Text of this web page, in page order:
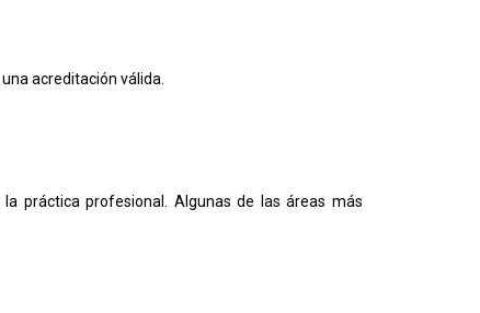
acreditación válida.
práctica profesional. Algunas de las áreas más